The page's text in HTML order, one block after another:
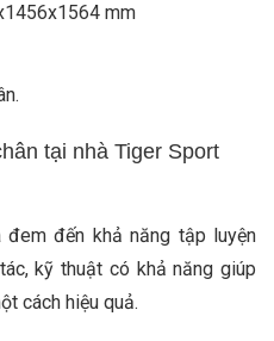
mm
tại nhà Tiger Sport
đến khả năng tập luyện
kỹ thuật có khả năng giúp
cách hiệu quả.